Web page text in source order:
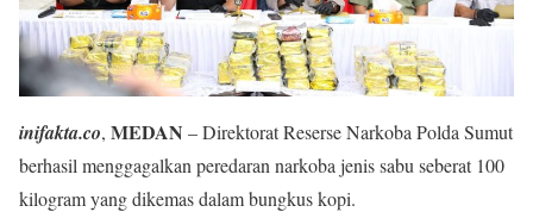
inifakta.co, MEDAN – Direktorat Reserse Narkoba Polda Sumut
berhasil menggagalkan peredaran narkoba jenis sabu seberat 100
kilogram yang dikemas dalam bungkus kopi.